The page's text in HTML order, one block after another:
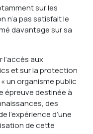
sur les
n’a pas satisfait le
davantage sur sa
l’accès aux
et sur la protection
un organisme public
épreuve destinée à
des
l’expérience d’une
de cette